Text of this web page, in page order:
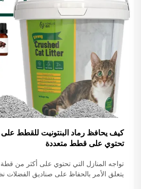
كيف يحافظ رماد البنتونيت للقطط على
تحتوي على قطط متعددة
تواجه المنازل التي تحتوي على أكثر من
يتعلق الأمر بالحفاظ على صناديق الفضلات